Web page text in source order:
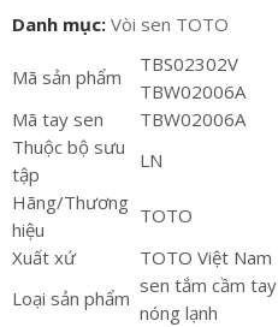
Danh mục: Vòi sen TOTO
Mã sản phẩm
TBS02302V
TBW02006A
Mã tay sen
TBW02006A
Thuộc bộ sưu
tập
LN
Hãng/Thương
hiệu
TOTO
Xuất xứ
TOTO Việt Nam
Loại sản phẩm
sen tắm cầm tay
nóng lạnh